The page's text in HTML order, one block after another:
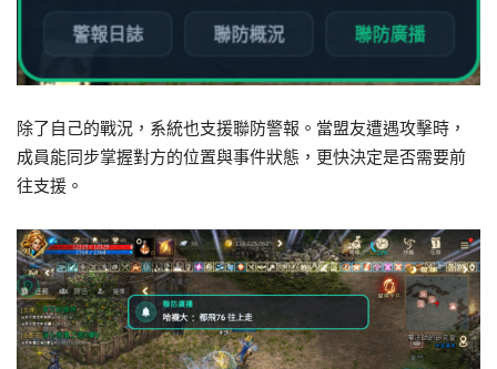
除了自己的戰況，系統也支援聯防警報。當盟友遭遇攻擊時，
成員能同步掌握對方的位置與事件狀態，更快決定是否需要前
往支援。